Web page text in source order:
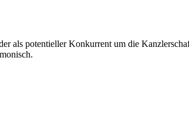
als potentieller Konkurrent um die